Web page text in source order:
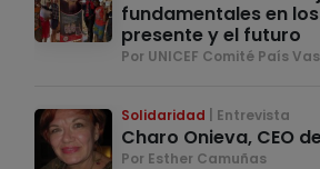
fundamentales en
presente y el futuro
Por UNICEF Comité País
Solidaridad Entrevista
Charo Onieva, CEO
Por Esther Camuñas